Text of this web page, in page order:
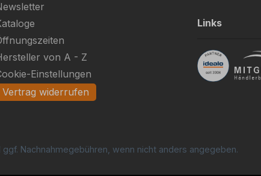
von A - Z
Einstellungen
Vertrag widerrufen
Links
ggf. Nachnahmegebühren, wenn nicht anders angegeben.